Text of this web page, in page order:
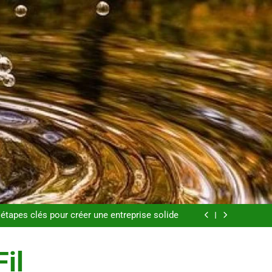
perdre du poids rapidement et durable
mode qui reviennent chaque année
étapes clés pour créer une entreprise solide
aux substituts de repas : guide et conseils
clés pour créer une entreprise solide
aux substituts de repas : guide et conseils